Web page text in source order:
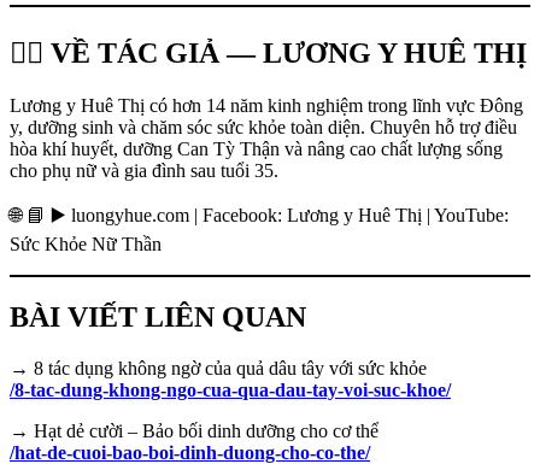
👩‍⚕️ VỀ TÁC GIẢ — LƯƠNG Y HUÊ THỊ
Lương y Huê Thị có hơn 14 năm kinh nghiệm trong lĩnh vực Đông
y, dưỡng sinh và chăm sóc sức khỏe toàn diện. Chuyên hỗ trợ điều
hòa khí huyết, dưỡng Can Tỳ Thận và nâng cao chất lượng sống
cho phụ nữ và gia đình sau tuổi 35.
🌐 📘 ▶️ luongyhue.com | Facebook: Lương y Huê Thị | YouTube:
Sức Khỏe Nữ Thần
BÀI VIẾT LIÊN QUAN
→ 8 tác dụng không ngờ của quả dâu tây với sức khỏe
/8-tac-dung-khong-ngo-cua-qua-dau-tay-voi-suc-khoe/
→ Hạt dẻ cười – Bảo bối dinh dưỡng cho cơ thể
/hat-de-cuoi-bao-boi-dinh-duong-cho-co-the/